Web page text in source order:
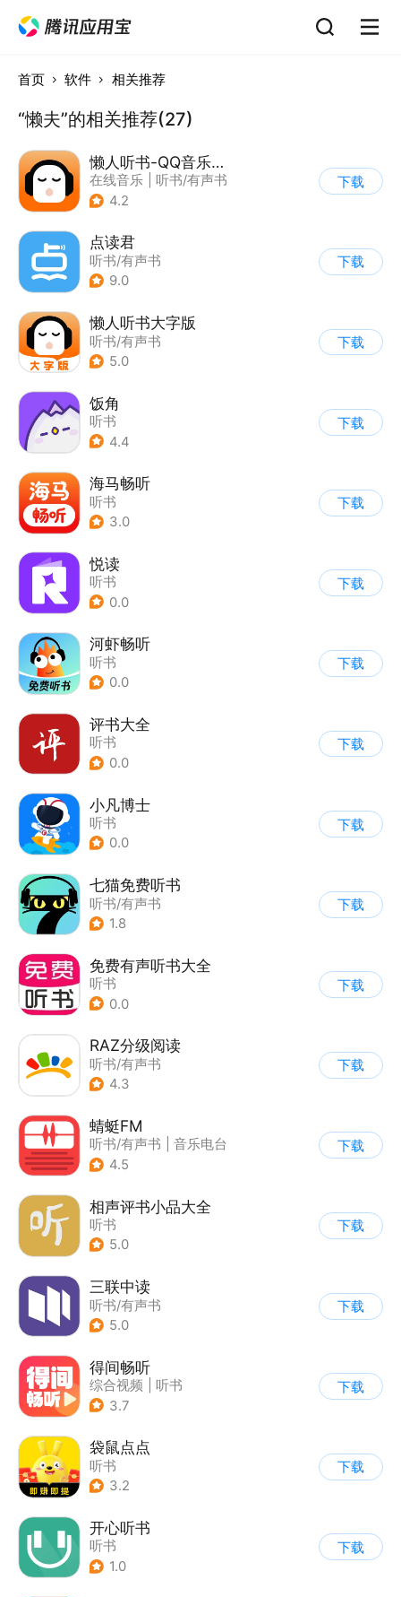
首页 软件 相关推荐
“懒夫”的相关推荐(27)
懒人听书-QQ音乐听书版
在线音乐
听书/有声书
4.2
下载
点读君
听书/有声书
9.0
下载
懒人听书大字版
听书/有声书
5.0
下载
饭角
听书
4.4
下载
海马畅听
听书
3.0
下载
悦读
听书
0.0
下载
河虾畅听
听书
0.0
下载
评书大全
听书
0.0
下载
小凡博士
听书
0.0
下载
七猫免费听书
听书/有声书
1.8
下载
免费有声听书大全
听书
0.0
下载
RAZ分级阅读
听书/有声书
4.3
下载
蜻蜓FM
听书/有声书
音乐电台
4.5
下载
相声评书小品大全
听书
5.0
下载
三联中读
听书/有声书
5.0
下载
得间畅听
综合视频
听书
3.7
下载
袋鼠点点
听书
3.2
下载
开心听书
听书
1.0
下载